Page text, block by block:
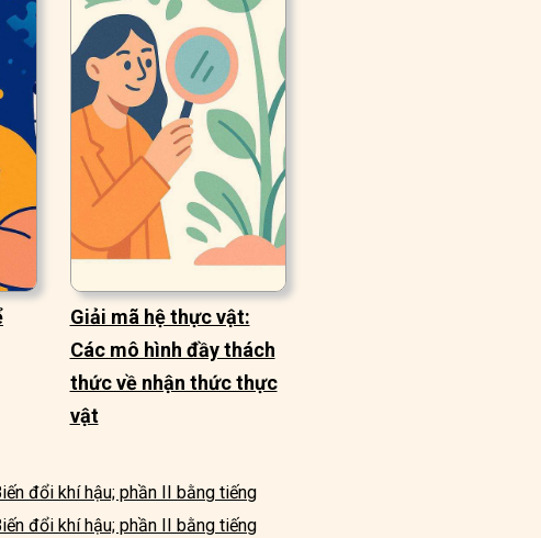
Giải mã hệ thực vật:
Các mô hình đầy thách
thức về nhận thức thực
vật
đổi khí hậu; phần II bằng tiếng
đổi khí hậu; phần II bằng tiếng